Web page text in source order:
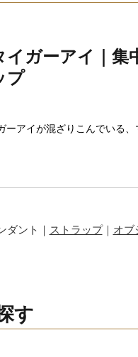
ガーアイ｜集
プ
ーアイが混ざりこんでいる
ダント｜ ストラップ｜ オブ
す